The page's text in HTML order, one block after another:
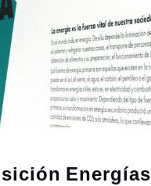
Energías